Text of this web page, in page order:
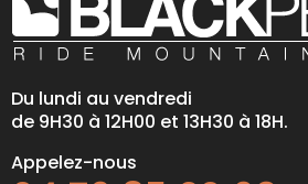
Du lundi au vendredi
de 9H30 à 12H00 et 13H30 à 18H.
Appelez-nous